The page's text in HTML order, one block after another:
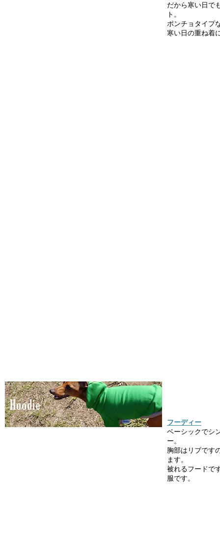
だから寒い日で
ト。
ポンチョタイプ
寒い日の重ね着
フーディー
ベーシックでシ
ー。
胸部はリブです
ます。
被れるフードで
服です。